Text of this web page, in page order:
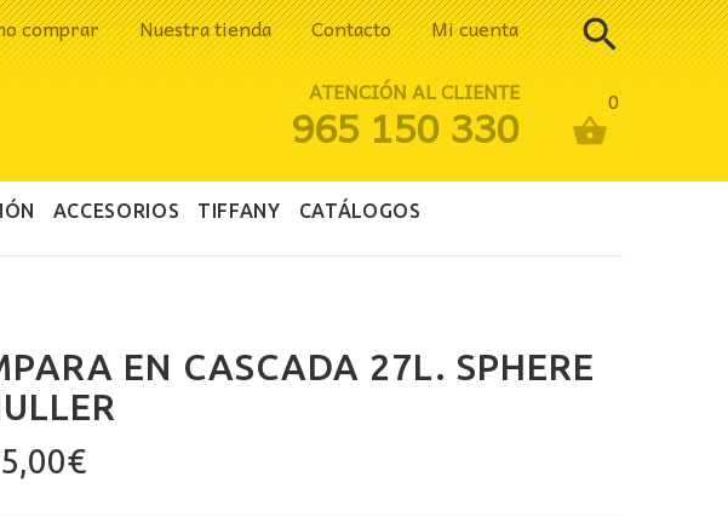
comprar Nuestra tienda Contacto Mi cuenta
0
ATENCIÓN AL CLIENTE
965 150 330
ACCESORIOS TIFFANY CATÁLOGOS
EN CASCADA 27L. SPHERE
€